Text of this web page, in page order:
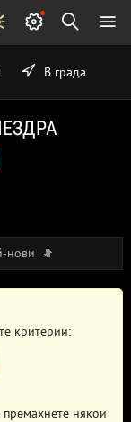
В града
нови
критерии:
някои